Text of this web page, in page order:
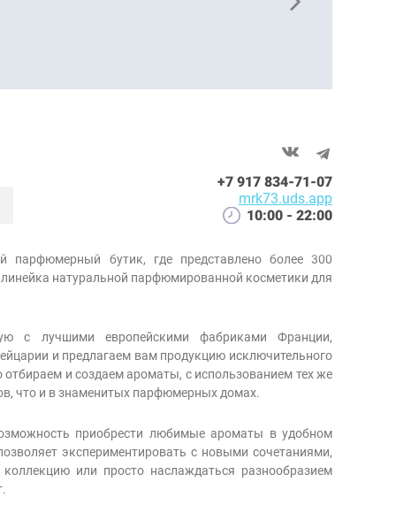
+7 917 834-71-07
mrk73.uds.app
10:00 - 22:00
парфюмерный бутик, где представлено более 300
натуральной парфюмированной косметики для
с лучшими европейскими фабриками Франции,
и предлагаем вам продукцию исключительного
и создаем ароматы, с использованием тех же
что и в знаменитых парфюмерных домах.
приобрести любимые ароматы в удобном
экспериментировать с новыми сочетаниями,
коллекцию или просто наслаждаться разнообразием